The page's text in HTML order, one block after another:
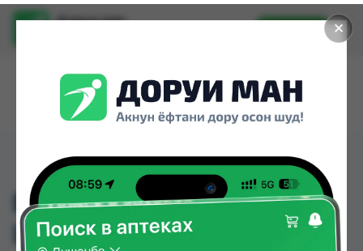
✕
Доруи ман
Установить
ВАТНЫЙ ДИСК 120ШТ
LORI